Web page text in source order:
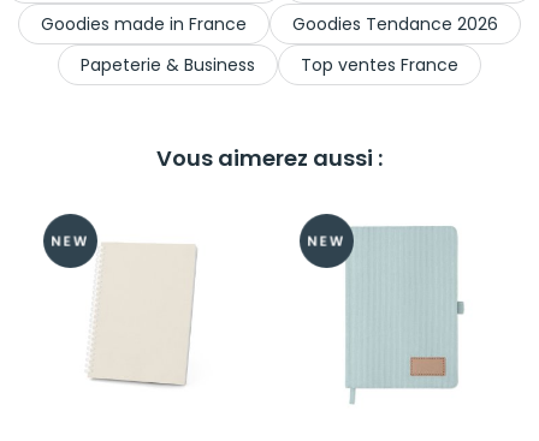
Goodies made in France
Goodies Tendance 2026
Papeterie & Business
Top ventes France
Vous aimerez aussi :